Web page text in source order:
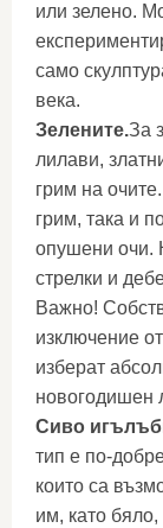
или зелено.
само
века.
Зелените.За
лилави,
грим на
грим, така и
опушени очи.
стрелки и
Важно!
изключение
изберат
новогодишен
Сиво
тип е по-
които са
им, като